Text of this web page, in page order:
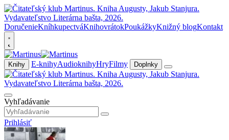
DoručenieKníhkupectváKnihovrátokPoukážkyKnižný blogKontakt
Knihy E-knihyAudioknihyHryFilmy Doplnky
Vyhľadávanie
Prihlásiť